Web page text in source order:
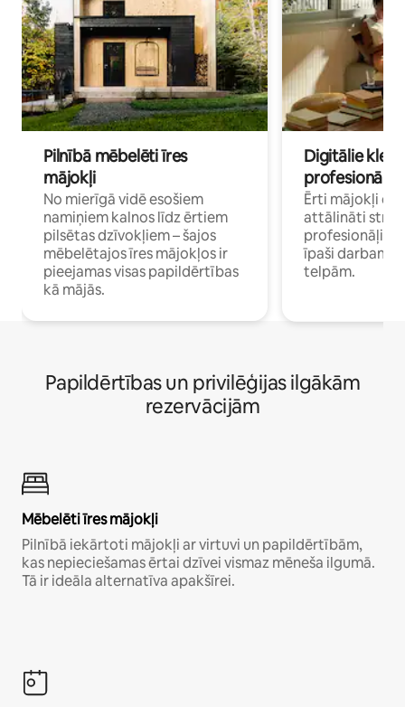
Pilnībā mēbelēti īres
mājokļi
No mierīgā vidē esošiem
namiņiem kalnos līdz ērtiem
pilsētas dzīvokļiem – šajos
mēbelētajos īres mājokļos ir
pieejamas visas papildērtības
kā mājās.
Digitālie
profesionāļi
Ērti mājokļi
attālināti
īpaši darbam
telpām.
Papildērtības un privilēģijas ilgākām
rezervācijām
Mēbelēti īres mājokļi
Pilnībā iekārtoti mājokļi ar virtuvi un papildērtībām,
kas nepieciešamas ērtai dzīvei vismaz mēneša ilgumā.
Tā ir ideāla alternatīva apakšīrei.